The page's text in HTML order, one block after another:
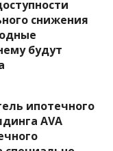
снижения
будут
ипотечного
AVA